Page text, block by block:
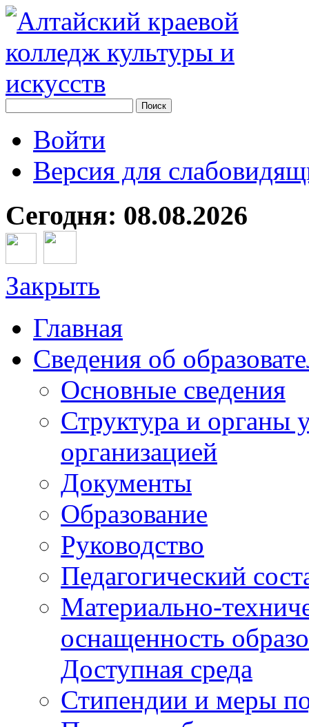
Войти
Версия для
Сегодня: 08.08.2026
Закрыть
Главная
Сведения об
Основные сведения
Структура и органы
организацией
Документы
Образование
Руководство
Педагогический
Материально-
оснащенность
Доступная среда
Стипендии и меры